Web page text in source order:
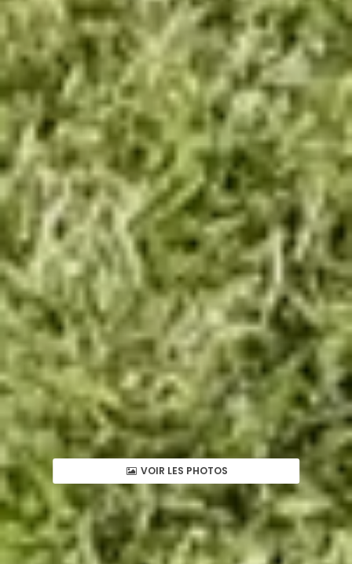
VOIR LES PHOTOS